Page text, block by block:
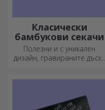
Класически
бамбукови секачи
Полезни и с уникален
дизайн, гравираните дъски